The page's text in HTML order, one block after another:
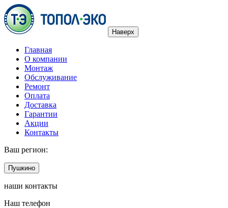
Наверх
Главная
О компании
Монтаж
Обслуживание
Ремонт
Оплата
Доставка
Гарантии
Акции
Контакты
Ваш регион:
Пушкино
наши контакты
Наш телефон